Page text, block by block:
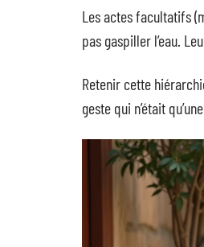
Les actes facultatifs
pas gaspiller l’eau.
Retenir cette
geste qui n’était